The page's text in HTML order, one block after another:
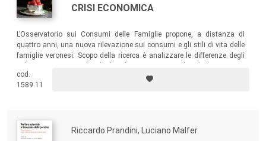
CRISI ECONOMICA
L’Osservatorio sui Consumi delle Famiglie propone, a distanza di
quattro anni, una nuova rilevazione sui consumi e gli stili di vita delle
famiglie veronesi. Scopo della ricerca è analizzare le differenze degli
dei cittadini, cercando di prefigurare un orizzonte del consumo delle
famiglie veronesi che vada oltre la crisi.
cod.
1589.11
Riccardo Prandini, Luciano Malfer